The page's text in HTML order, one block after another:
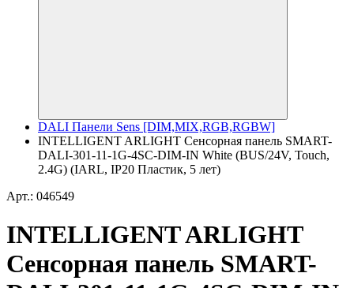
DALI Панели Sens [DIM,MIX,RGB,RGBW]
INTELLIGENT ARLIGHT Сенсорная панель SMART-
DALI-301-11-1G-4SC-DIM-IN White (BUS/24V, Touch,
2.4G) (IARL, IP20 Пластик, 5 лет)
Арт.: 046549
INTELLIGENT ARLIGHT
Сенсорная панель SMART-